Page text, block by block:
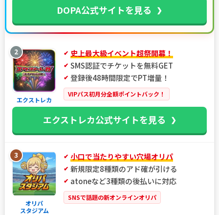
DOPA公式サイトを見る
2
エクストレカ
史上最大級イベント超祭開幕！
SMS認証でチケットを無料GET
登録後48時間限定でPT増量！
VIPパス初月分全額ポイントバック！
エクストレカ公式サイトを見る
3
オリパ
スタジアム
小口で当たりやすい穴場オリパ
新規限定8種類のアド確が引ける
atoneなど3種類の後払いに対応
SNSで話題の新オンラインオリパ